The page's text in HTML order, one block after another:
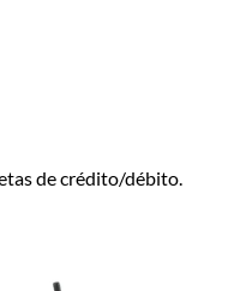
de crédito/débito.